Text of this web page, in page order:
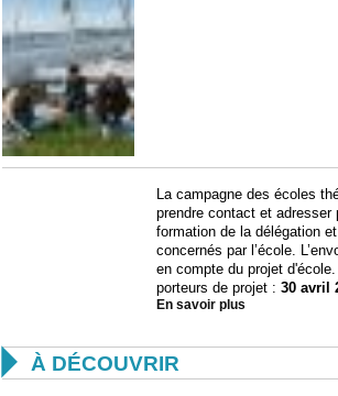
La campagne des écoles
prendre contact et adresser
formation de la délégation
concernés par l’école.
en compte du projet
porteurs de projet : 30 avril
En savoir plus
 À DÉCOUVRIR